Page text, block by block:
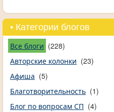
• Категории блогов
Все блоги (228)
Авторские колонки (23)
Афиша (5)
Благотворительность (1)
Блог по вопросам СП (4)